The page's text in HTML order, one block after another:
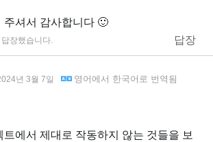
주셔서 감사합니다 🙂
답장
장했습니다.
년 3월 7일 영어 에서 한국어 로 번역됨
트에서 제대로 작동하지 않는 것들을 보